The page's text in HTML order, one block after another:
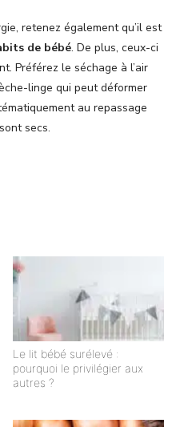
retenez également qu’il est
de bébé. De plus, ceux-ci
Préférez le séchage à l’air
linge qui peut déformer
au repassage
secs.
Le lit bébé surélevé :
pourquoi le privilégier aux
autres ?